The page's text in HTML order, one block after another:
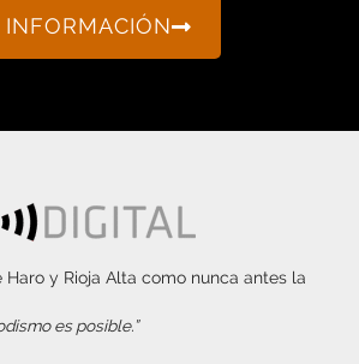
INFORMACIÓN
y Rioja Alta como nunca antes la
es posible.”